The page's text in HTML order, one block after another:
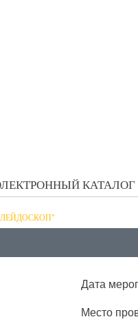
КАТАЛОГ
Дата
Место